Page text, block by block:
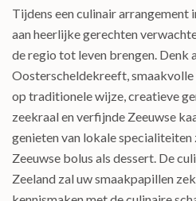
Tijdens een culinair arrangement
aan heerlijke gerechten
de regio tot leven brengen. Denk
Oosterscheldekreeft, smaakvolle
op traditionele wijze, creatieve
zeekraal en verfijnde Zeeuwse
genieten van lokale specialiteiten
Zeeuwse bolus als dessert. De
Zeeland zal uw smaakpapillen